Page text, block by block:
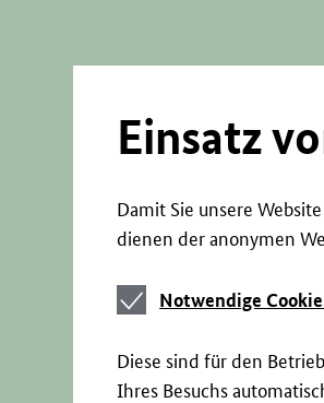
Einsatz
Damit Sie unsere
dienen der anonymen
Notwendige
Cookies
Notwendige
Diese sind für den
Ihres Besuchs